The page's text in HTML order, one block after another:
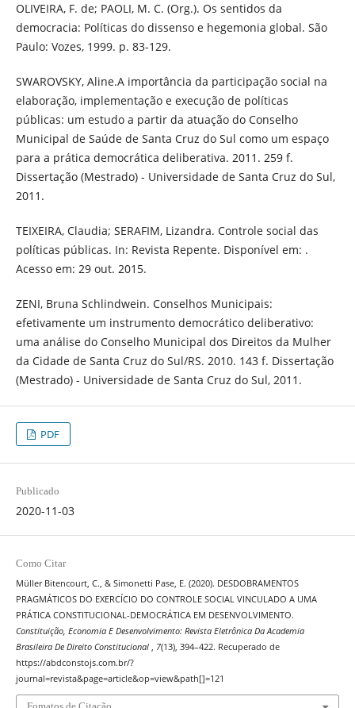
OLIVEIRA, F. de; PAOLI, M. C. (Org.). Os sentidos da
democracia: Políticas do dissenso e hegemonia global. São
Paulo: Vozes, 1999. p. 83-129.
SWAROVSKY, Aline.A importância da participação social na
elaboração, implementação e execução de políticas
públicas: um estudo a partir da atuação do Conselho
Municipal de Saúde de Santa Cruz do Sul como um espaço
para a prática democrática deliberativa. 2011. 259 f.
Dissertação (Mestrado) - Universidade de Santa Cruz do Sul,
2011.
TEIXEIRA, Claudia; SERAFIM, Lizandra. Controle social das
políticas públicas. In: Revista Repente. Disponível em: .
Acesso em: 29 out. 2015.
ZENI, Bruna Schlindwein. Conselhos Municipais:
efetivamente um instrumento democrático deliberativo:
uma análise do Conselho Municipal dos Direitos da Mulher
da Cidade de Santa Cruz do Sul/RS. 2010. 143 f. Dissertação
(Mestrado) - Universidade de Santa Cruz do Sul, 2011.
PDF
Publicado
2020-11-03
Como Citar
Müller Bitencourt, C., & Simonetti Pase, E. (2020). DESDOBRAMENTOS
PRAGMÁTICOS DO EXERCÍCIO DO CONTROLE SOCIAL VINCULADO A UMA
PRÁTICA CONSTITUCIONAL-DEMOCRÁTICA EM DESENVOLVIMENTO.
Constituição, Economia E Desenvolvimento: Revista Eletrônica Da Academia
Brasileira De Direito Constitucional
7(13), 394–422. Recuperado de
https://abdconstojs.com.br/?
journal=revista&page=article&op=view&path[]=121